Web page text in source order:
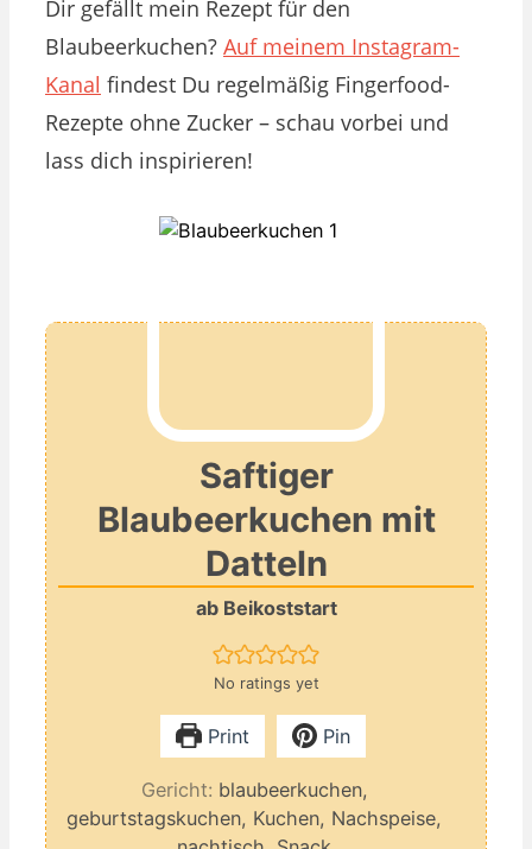
Dir gefällt mein Rezept für den
Blaubeerkuchen? Auf meinem Instagram-
Kanal findest Du regelmäßig Fingerfood-
Rezepte ohne Zucker – schau vorbei und
lass dich inspirieren!
Saftiger
Blaubeerkuchen mit
Datteln
ab Beikoststart
No ratings yet
Print Pin
Gericht: blaubeerkuchen,
geburtstagskuchen, Kuchen, Nachspeise,